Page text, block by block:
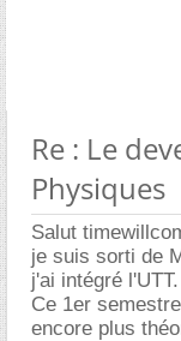
Re : Le
Physiques
Salut
je suis sorti de
j'ai intégré l'UTT.
Ce 1er
encore plus